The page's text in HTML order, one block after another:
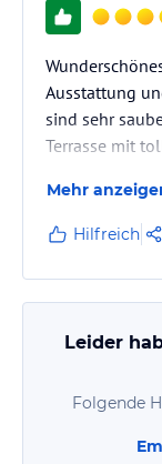
Ausstattung
sind sehr
Terrasse mit
Mehr
Hilfreich
Leider
Folgende